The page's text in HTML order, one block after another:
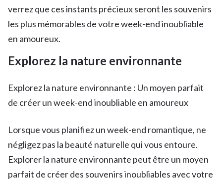
verrez que ces instants précieux seront les souvenirs
les plus mémorables de votre week-end inoubliable
en amoureux.
Explorez la nature environnante
Explorez la nature environnante : Un moyen parfait
de créer un week-end inoubliable en amoureux
Lorsque vous planifiez un week-end romantique, ne
négligez pas la beauté naturelle qui vous entoure.
Explorer la nature environnante peut être un moyen
parfait de créer des souvenirs inoubliables avec votre